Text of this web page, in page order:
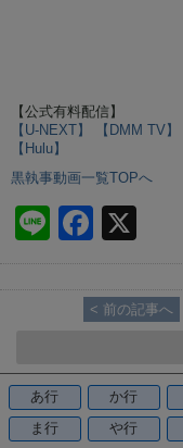
【公式有料配信】
【U-NEXT】
【DMM TV】
【Hulu】
黒執事動画一覧TOPへ
Li
n
e
F
a
c
e
o
o
< 前の記事へ
あ行 か行
ま行
や行